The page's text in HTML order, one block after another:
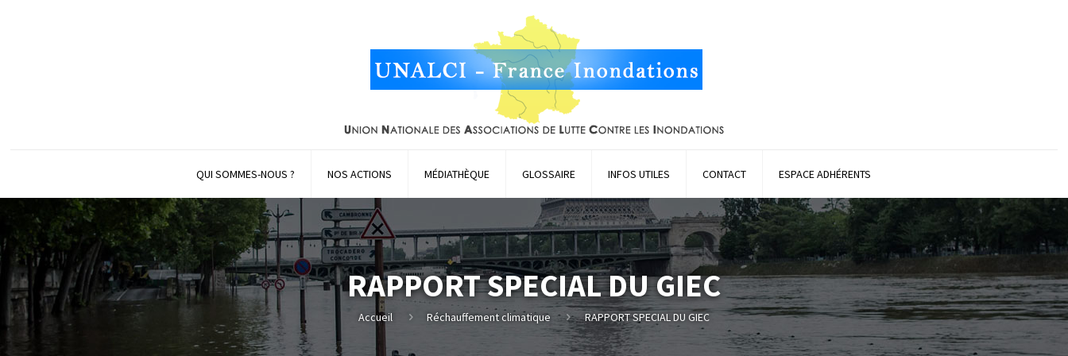
QUI SOMMES-NOUS ? NOS ACTIONS MÉDIATHÈQUE GLOSSAIRE INFOS UTILES CONTACT ESPACE ADHÉRENTS
RAPPORT SPECIAL DU GIEC
Accueil Réchauffement climatique RAPPORT SPECIAL DU GIEC